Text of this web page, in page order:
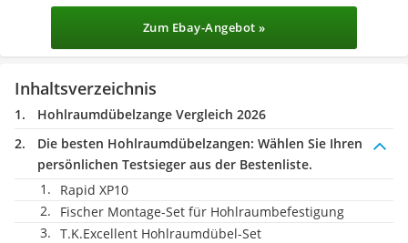
Zum Ebay-Angebot »
Inhaltsverzeichnis
Hohlraumdübelzange Vergleich 2026
Die besten Hohlraumdübelzangen: Wählen Sie Ihren
persönlichen Testsieger aus der Bestenliste.
Rapid XP10
Fischer Montage-Set für Hohlraumbefestigung
T.K.Excellent Hohlraumdübel-Set